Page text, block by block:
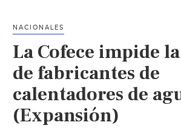
NACIONALES
La Cofece impide
de fabricantes de
calentadores de
(Expansión)